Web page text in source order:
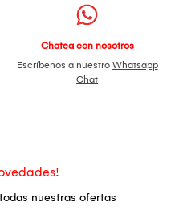
Chatea con nosotros
Escríbenos a nuestro Whatsapp
Chat
nuestras ofertas